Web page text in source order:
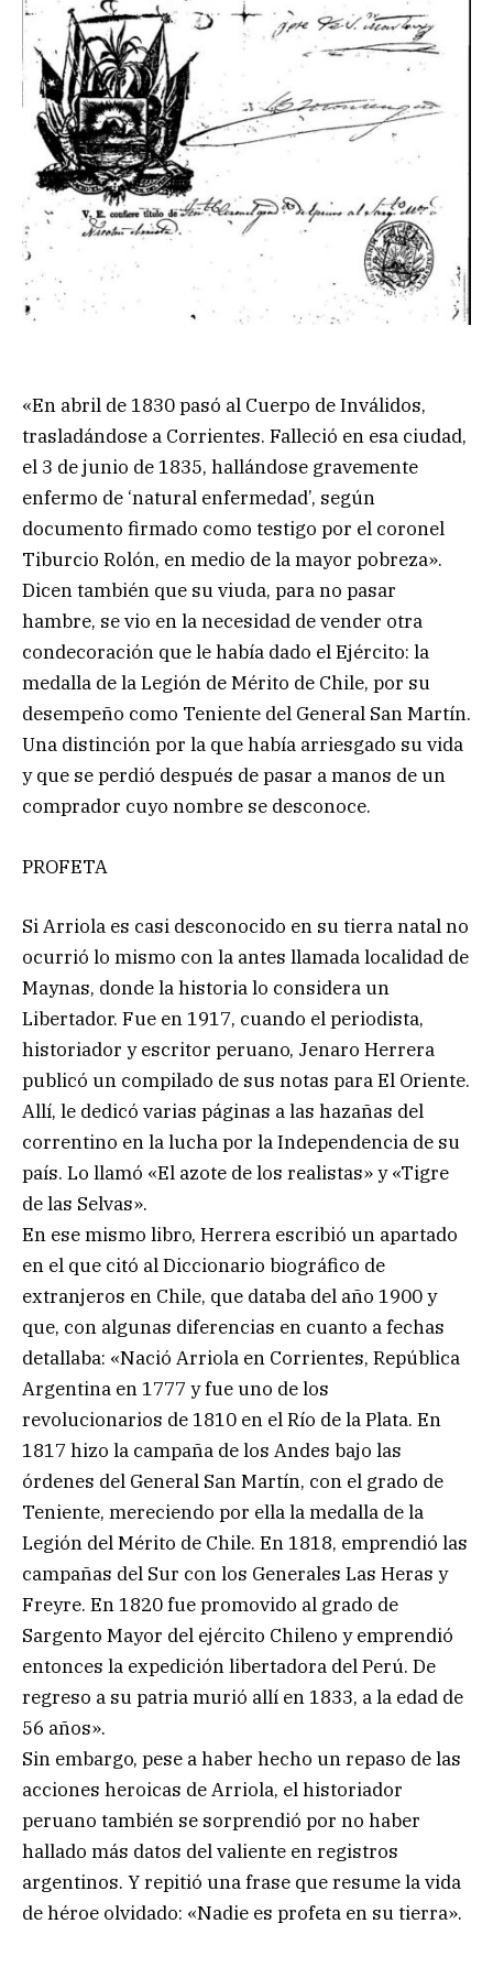
«En abril de 1830 pasó al Cuerpo de Inválidos,
trasladándose a Corrientes. Falleció en esa ciudad,
el 3 de junio de 1835, hallándose gravemente
enfermo de ‘natural enfermedad’, según
documento firmado como testigo por el coronel
Tiburcio Rolón, en medio de la mayor pobreza».
Dicen también que su viuda, para no pasar
hambre, se vio en la necesidad de vender otra
condecoración que le había dado el Ejército: la
medalla de la Legión de Mérito de Chile, por su
desempeño como Teniente del General San Martín.
Una distinción por la que había arriesgado su vida
y que se perdió después de pasar a manos de un
comprador cuyo nombre se desconoce.
PROFETA
Si Arriola es casi desconocido en su tierra natal no
ocurrió lo mismo con la antes llamada localidad de
Maynas, donde la historia lo considera un
Libertador. Fue en 1917, cuando el periodista,
historiador y escritor peruano, Jenaro Herrera
publicó un compilado de sus notas para El Oriente.
Allí, le dedicó varias páginas a las hazañas del
correntino en la lucha por la Independencia de su
país. Lo llamó «El azote de los realistas» y «Tigre
de las Selvas».
En ese mismo libro, Herrera escribió un apartado
en el que citó al Diccionario biográfico de
extranjeros en Chile, que databa del año 1900 y
que, con algunas diferencias en cuanto a fechas
detallaba: «Nació Arriola en Corrientes, República
Argentina en 1777 y fue uno de los
revolucionarios de 1810 en el Río de la Plata. En
1817 hizo la campaña de los Andes bajo las
órdenes del General San Martín, con el grado de
Teniente, mereciendo por ella la medalla de la
Legión del Mérito de Chile. En 1818, emprendió las
campañas del Sur con los Generales Las Heras y
Freyre. En 1820 fue promovido al grado de
Sargento Mayor del ejército Chileno y emprendió
entonces la expedición libertadora del Perú. De
regreso a su patria murió allí en 1833, a la edad de
56 años».
Sin embargo, pese a haber hecho un repaso de las
acciones heroicas de Arriola, el historiador
peruano también se sorprendió por no haber
hallado más datos del valiente en registros
argentinos. Y repitió una frase que resume la vida
de héroe olvidado: «Nadie es profeta en su tierra».